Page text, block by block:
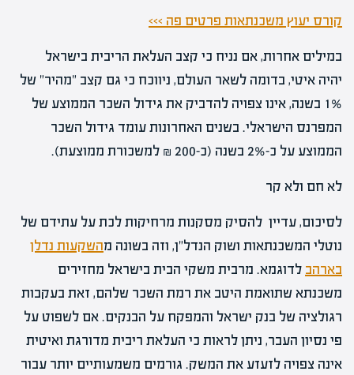
קורס יעוץ משכנתאות פרטים פה >>>
במילים אחרות, אם נניח כי קצב העלאת הריבית בישראל
יהיה איטי, בדומה לשאר העולם, ניווכח כי גם קצב "מהיר" של
1% בשנה, אינו צפויה להדביק את גידול השכר הממוצע של
המפרנס הישראלי. בשנים האחרונות עומד גידול השכר
הממוצע על כ-2% בשנה (כ-200 ₪ למשכורת ממוצעת).
לא חם ולא קר
לסיכום, עדיין להסיק מסקנות מרחיקות לכת על עתידם של
נוטלי המשכנתאות ושוק הנדל"ן, וזה בשונה מהשקעות נדלן
בארהב לדוגמא. מרבית משקי הבית בישראל מחזירים
משכנתא שתואמת היטב את רמת השכר שלהם, זאת בעקבות
רגולציה של בנק ישראל והמפקח על הבנקים. אם לשפוט על
פי נסיון העבר, ניתן לראות כי העלאת ריבית מדורגת ואיטית
אינה צפויה לזעזע את המשק. גורמים משמעותיים יותר עבור